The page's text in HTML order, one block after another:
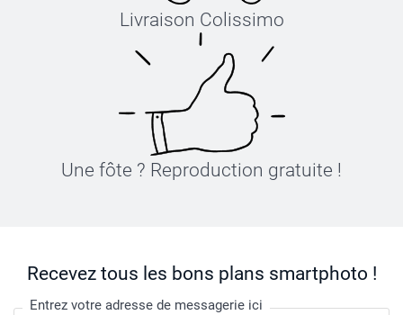
Livraison Colissimo
Une fôte ? Reproduction gratuite !
Recevez tous les bons plans smartphoto !
Entrez votre adresse de messagerie ici